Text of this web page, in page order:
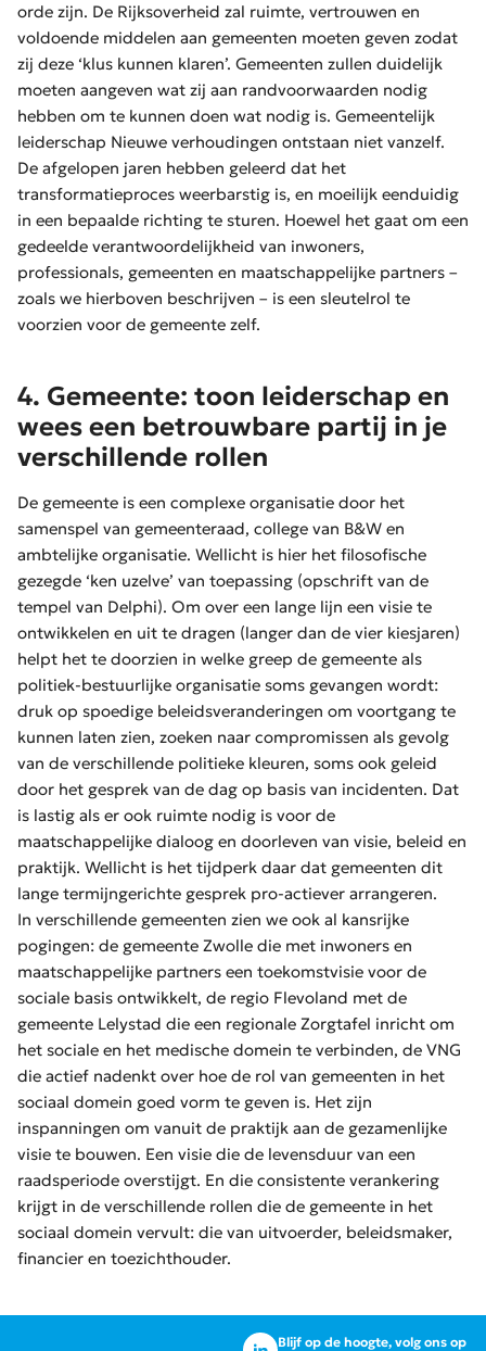
orde zijn. De Rijksoverheid zal ruimte, vertrouwen en
voldoende middelen aan gemeenten moeten geven zodat
zij deze ‘klus kunnen klaren’. Gemeenten zullen duidelijk
moeten aangeven wat zij aan randvoorwaarden nodig
hebben om te kunnen doen wat nodig is. Gemeentelijk
leiderschap Nieuwe verhoudingen ontstaan niet vanzelf.
De afgelopen jaren hebben geleerd dat het
transformatieproces weerbarstig is, en moeilijk eenduidig
in een bepaalde richting te sturen. Hoewel het gaat om een
gedeelde verantwoordelijkheid van inwoners,
professionals, gemeenten en maatschappelijke partners –
zoals we hierboven beschrijven – is een sleutelrol te
voorzien voor de gemeente zelf.
4. Gemeente: toon leiderschap en
wees een betrouwbare partij in je
verschillende rollen
De gemeente is een complexe organisatie door het
samenspel van gemeenteraad, college van B&W en
ambtelijke organisatie. Wellicht is hier het filosofische
gezegde ‘ken uzelve’ van toepassing (opschrift van de
tempel van Delphi). Om over een lange lijn een visie te
ontwikkelen en uit te dragen (langer dan de vier kiesjaren)
helpt het te doorzien in welke greep de gemeente als
politiek-bestuurlijke organisatie soms gevangen wordt:
druk op spoedige beleidsveranderingen om voortgang te
kunnen laten zien, zoeken naar compromissen als gevolg
van de verschillende politieke kleuren, soms ook geleid
door het gesprek van de dag op basis van incidenten. Dat
is lastig als er ook ruimte nodig is voor de
maatschappelijke dialoog en doorleven van visie, beleid en
praktijk. Wellicht is het tijdperk daar dat gemeenten dit
lange termijngerichte gesprek pro-actiever arrangeren.
In verschillende gemeenten zien we ook al kansrijke
pogingen: de gemeente Zwolle die met inwoners en
maatschappelijke partners een toekomstvisie voor de
sociale basis ontwikkelt, de regio Flevoland met de
gemeente Lelystad die een regionale Zorgtafel inricht om
het sociale en het medische domein te verbinden, de VNG
die actief nadenkt over hoe de rol van gemeenten in het
sociaal domein goed vorm te geven is. Het zijn
inspanningen om vanuit de praktijk aan de gezamenlijke
visie te bouwen. Een visie die de levensduur van een
raadsperiode overstijgt. En die consistente verankering
krijgt in de verschillende rollen die de gemeente in het
sociaal domein vervult: die van uitvoerder, beleidsmaker,
financier en toezichthouder.
Blijf op de hoogte, volg ons op